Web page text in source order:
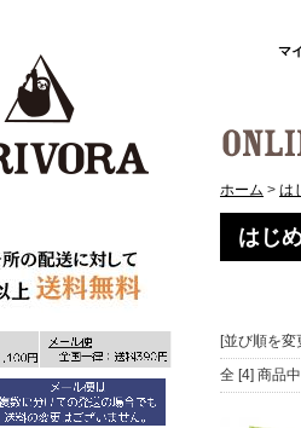
マ
ホーム > は
はじ
[並び順を変
全 [4] 商品